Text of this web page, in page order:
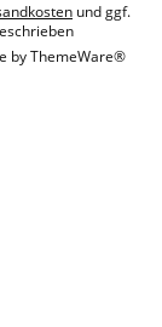
und ggf.
byThemeWare®